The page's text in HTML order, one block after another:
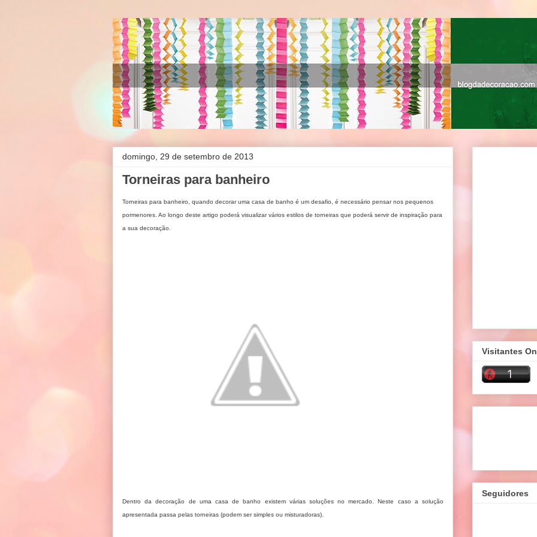
domingo, 29 de setembro de 2013
Torneiras para banheiro
Torneiras para banheiro , quando decorar uma casa de banho é um desafio, é necessário pensar nos pequenos
pormenores. Ao longo deste artigo poderá visualizar vários estilos de torneiras que poderá servir de inspiração para
a sua decoração.
Dentro da decoração de uma casa de banho existem várias soluções no mercado. Neste caso a solução
apresentada passa pelas torneiras (podem ser simples ou misturadoras).
Visitantes
Seguidores